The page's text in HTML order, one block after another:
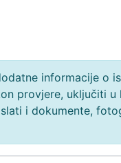
informacije o
provjere, uključiti
i dokumente,